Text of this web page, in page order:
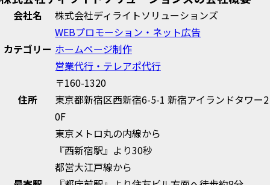
会社名 株式会社ディライトソリューションズ
カテゴリー
WEBプロモーション・ネット広告
ホームページ制作
営業代行・テレアポ代行
住所
〒160-1320
東京都新宿区西新宿6-5-1 新宿アイランドタワー2
0F
東京メトロ丸の内線から
『西新宿駅』より30秒
都営大江戸線から